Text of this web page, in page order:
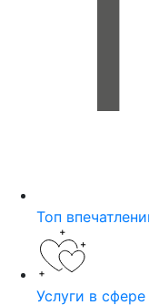
Топ
Услуги в